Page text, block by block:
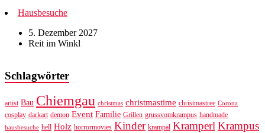
Hausbesuche
5. Dezember 2027
Reit im Winkl
Schlagwörter
artist Bau Chiemgau christmas christmastime christmastree Corona
cosplay darkart demon Event Familie Grillen grussvomkrampus handmade
hausbesuche hell Holz horrormovies Kinder krampal KramperlKrampus